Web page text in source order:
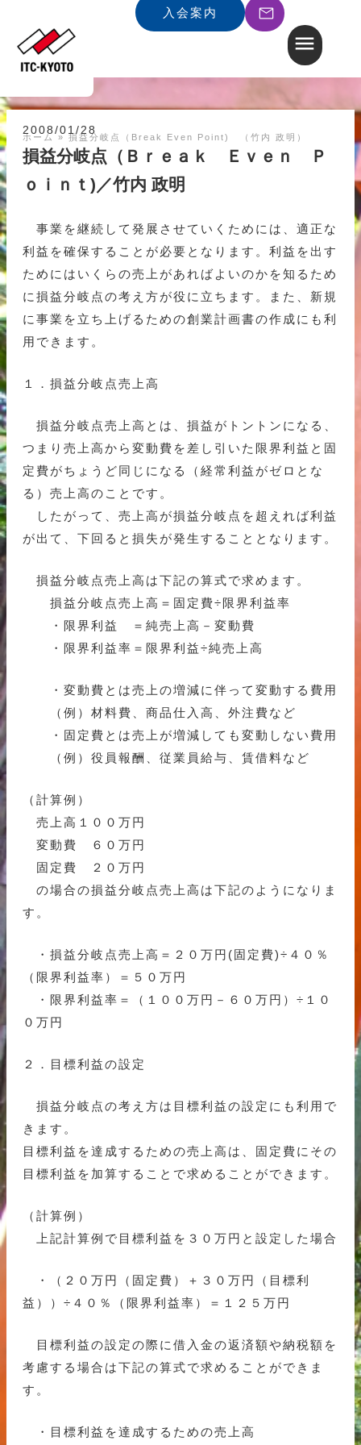
入会案内
ホーム » 損益分岐点（Break Even Point) （竹内 政明）
2008/01/28
損益分岐点（Ｂｒｅａｋ Ｅｖｅｎ Ｐ
ｏｉｎｔ)／竹内 政明
事業を継続して発展させていくためには、適正な
利益を確保することが必要となります。利益を出す
ためにはいくらの売上があればよいのかを知るため
に損益分岐点の考え方が役に立ちます。また、新規
に事業を立ち上げるための創業計画書の作成にも利
用できます。
１．損益分岐点売上高
損益分岐点売上高とは、損益がトントンになる、
つまり売上高から変動費を差し引いた限界利益と固
定費がちょうど同じになる（経常利益がゼロとな
る）売上高のことです。
したがって、売上高が損益分岐点を超えれば利益
が出て、下回ると損失が発生することとなります。
損益分岐点売上高は下記の算式で求めます。
損益分岐点売上高＝固定費÷限界利益率
・限界利益 ＝純売上高－変動費
・限界利益率＝限界利益÷純売上高
・変動費とは売上の増減に伴って変動する費用
（例）材料費、商品仕入高、外注費など
・固定費とは売上が増減しても変動しない費用
（例）役員報酬、従業員給与、賃借料など
（計算例）
売上高１００万円
変動費 ６０万円
固定費 ２０万円
の場合の損益分岐点売上高は下記のようになりま
す。
・損益分岐点売上高＝２０万円(固定費)÷４０％
（限界利益率）＝５０万円
・限界利益率＝（１００万円－６０万円）÷１０
０万円
２．目標利益の設定
損益分岐点の考え方は目標利益の設定にも利用で
きます。
目標利益を達成するための売上高は、固定費にその
目標利益を加算することで求めることができます。
（計算例）
上記計算例で目標利益を３０万円と設定した場合
・（２０万円（固定費）＋３０万円（目標利
益））÷４０％（限界利益率）＝１２５万円
目標利益の設定の際に借入金の返済額や納税額を
考慮する場合は下記の算式で求めることができま
す。
・目標利益を達成するための売上高